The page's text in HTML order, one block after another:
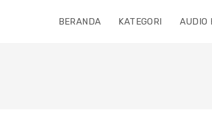
BERANDA KATEGORI AUDIO